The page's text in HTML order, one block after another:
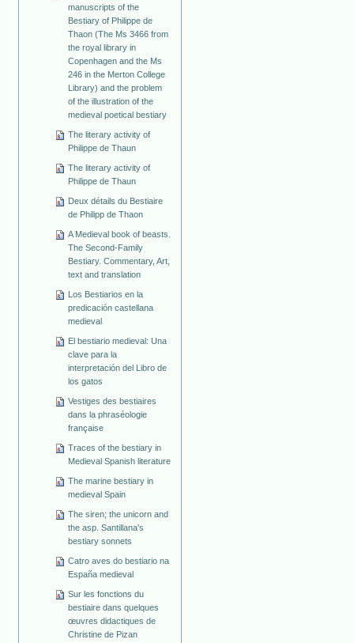
manuscripts of the
Bestiary of Philippe de
Thaon (The Ms 3466 from
the royal library in
Copenhagen and the Ms
246 in the Merton College
Library) and the problem
of the illustration of the
medieval poetical bestiary
The literary activity of
Philippe de Thaun
The literary activity of
Philippe de Thaun
Deux détails du Bestiaire
de Philipp de Thaon
A Medieval book of beasts.
The Second-Family
Bestiary. Commentary, Art,
text and translation
Los Bestiarios en la
predicación castellana
medieval
El bestiario medieval: Una
clave para la
interpretación del Libro de
los gatos
Vestiges des bestiaires
dans la phraséologie
française
Traces of the bestiary in
Medieval Spanish literature
The marine bestiary in
medieval Spain
The siren; the unicorn and
the asp. Santillana's
bestiary sonnets
Catro aves do bestiario na
España medieval
Sur les fonctions du
bestiaire dans quelques
œuvres didactiques de
Christine de Pizan